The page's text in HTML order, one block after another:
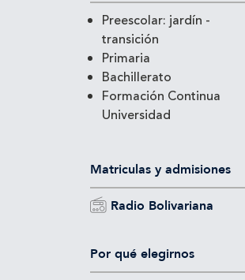
Preescolar: jardín -
transición
Primaria
Bachillerato
Formación Continua
Universidad
Matriculas y admisiones
Radio Bolivariana
Por qué elegirnos